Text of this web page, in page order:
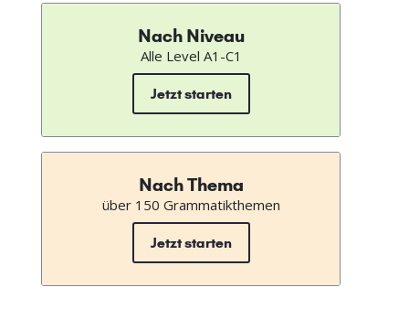
Nach Niveau
Alle Level A1-C1
Jetzt starten
Nach Thema
über 150 Grammatikthemen
Jetzt starten